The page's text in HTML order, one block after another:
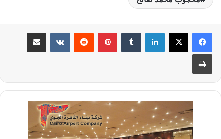
لينكدإن بينتيريست